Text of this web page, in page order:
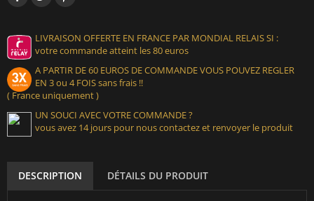
LIVRAISON OFFERTE EN FRANCE PAR MONDIAL RELAIS SI :
votre commande atteint les 80 euros
A PARTIR DE 60 EUROS DE COMMANDE VOUS POUVEZ REGLER
EN 3 ou 4 FOIS sans frais !!
( France uniquement )
UN SOUCI AVEC VOTRE COMMANDE ?
vous avez 14 jours pour nous contactez et renvoyer le produit
DESCRIPTION DÉTAILS DU PRODUIT